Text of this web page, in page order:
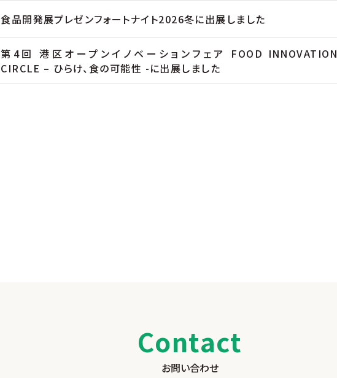
食品開発展プレゼンフォートナイト2026冬に出展しました
第4回 港区オープンイノベーションフェア FOOD INNOVATION
CIRCLE – ひらけ、食の可能性 -に出展しました
Contact
お問い合わせ